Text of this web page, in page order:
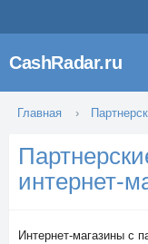
CashRadar.ru
Главная
интернет-
Интернет-магазины с